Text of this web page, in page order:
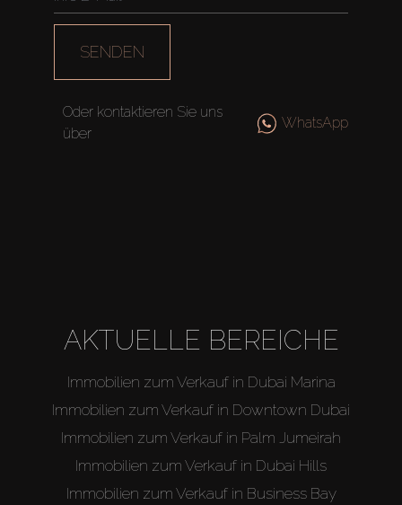
SENDEN
Oder kontaktieren Sie uns
über
WhatsApp
AKTUELLE BEREICHE
Immobilien zum Verkauf in Dubai Marina
Immobilien zum Verkauf in Downtown Dubai
Immobilien zum Verkauf in Palm Jumeirah
Immobilien zum Verkauf in Dubai Hills
Immobilien zum Verkauf in Business Bay